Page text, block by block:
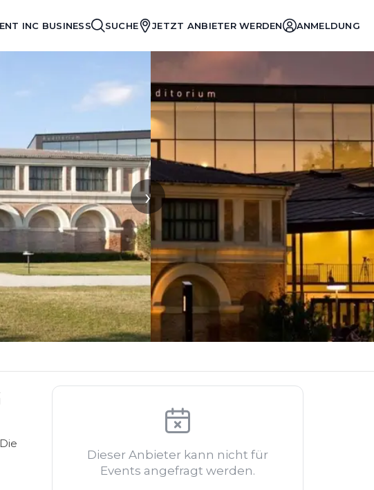
INC BUSINESS SUCHE JETZT ANBIETER WERDEN ANMELDUNG
›
Dieser Anbieter kann nicht für
Events angefragt werden.